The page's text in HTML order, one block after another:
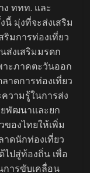
ง ททท. และ
มุ่งที่จะส่งเสริม
มการท่องเที่ยว
ส่งเสริมมรดก
าะภาคตะวันออก
าดการท่องเที่ยว
วามรู้ในการส่ง
ยพัฒนาและยก
ของไทยให้เพิ่ม
ดนักท่องเที่ยว
ปสู่ท้องถิ่น เพื่อ
การขับเคลื่อน